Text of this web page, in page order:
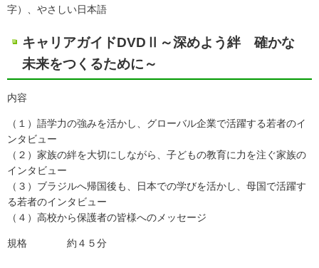
字）、やさしい日本語
キャリアガイドDVDⅡ～深めよう絆 確かな
未来をつくるために～
内容
（１）語学力の強みを活かし、グローバル企業で活躍する若者のイ
ンタビュー
（２）家族の絆を大切にしながら、子どもの教育に力を注ぐ家族の
インタビュー
（３）ブラジルへ帰国後も、日本での学びを活かし、母国で活躍す
る若者のインタビュー
（４）高校から保護者の皆様へのメッセージ
規格 約４５分